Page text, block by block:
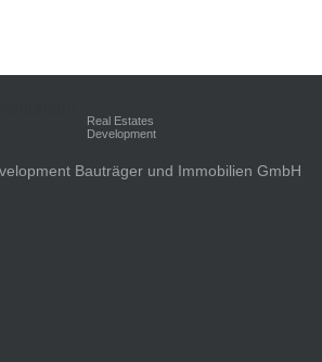
Real Estates
Development
Bauträger und Immobilien GmbH